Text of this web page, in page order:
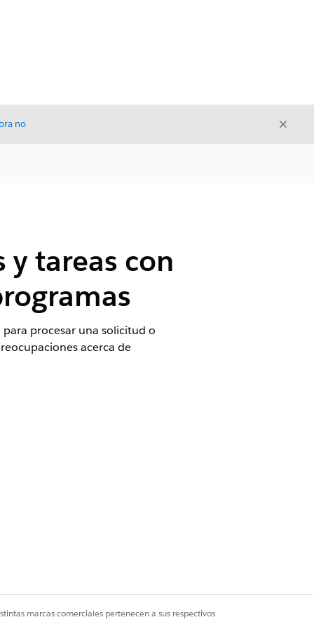
no Cerrar
tareas con
procesar una solicitud o
acerca de
categorías, como tipo, prioridad
marcas comerciales pertenecen a sus respectivos